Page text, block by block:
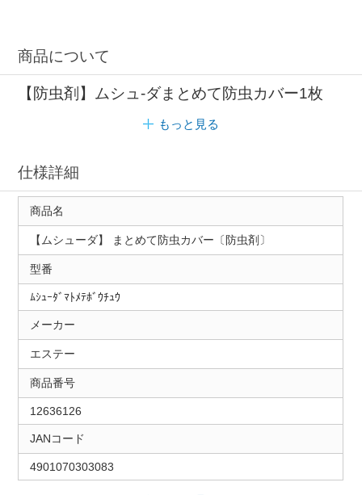
商品について
【防虫剤】ムシュ-ダまとめて防虫カバー1枚
もっと見る
仕様詳細
商品名
【ムシューダ】 まとめて防虫カバー〔防虫剤〕
型番
ﾑｼｭｰﾀﾞﾏﾄﾒﾃﾎﾞｳﾁｭｳ
メーカー
エステー
商品番号
12636126
JANコード
4901070303083